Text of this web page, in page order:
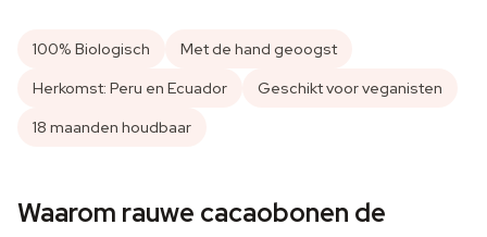
100% Biologisch
Met de hand geoogst
Herkomst: Peru en Ecuador
Geschikt voor veganisten
18 maanden houdbaar
Waarom rauwe cacaobonen de